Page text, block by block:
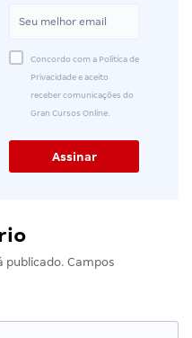
Concordo com a Política de
Privacidade e aceito
receber comunicações do
Gran Cursos Online.
publicado. Campos